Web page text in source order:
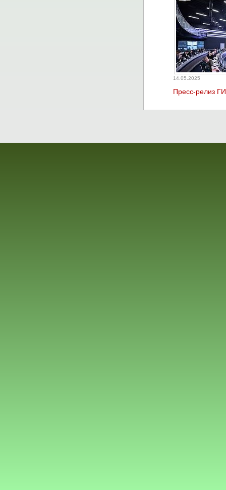
14.05.2025
Пресс-релиз